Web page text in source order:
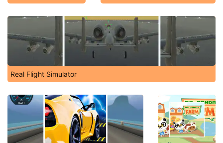
Real Flight Simulator